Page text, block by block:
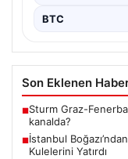
BTC
Son Eklenen
■Sturm Graz-
kanalda?
■İstanbul
Kulelerini Yatırdı